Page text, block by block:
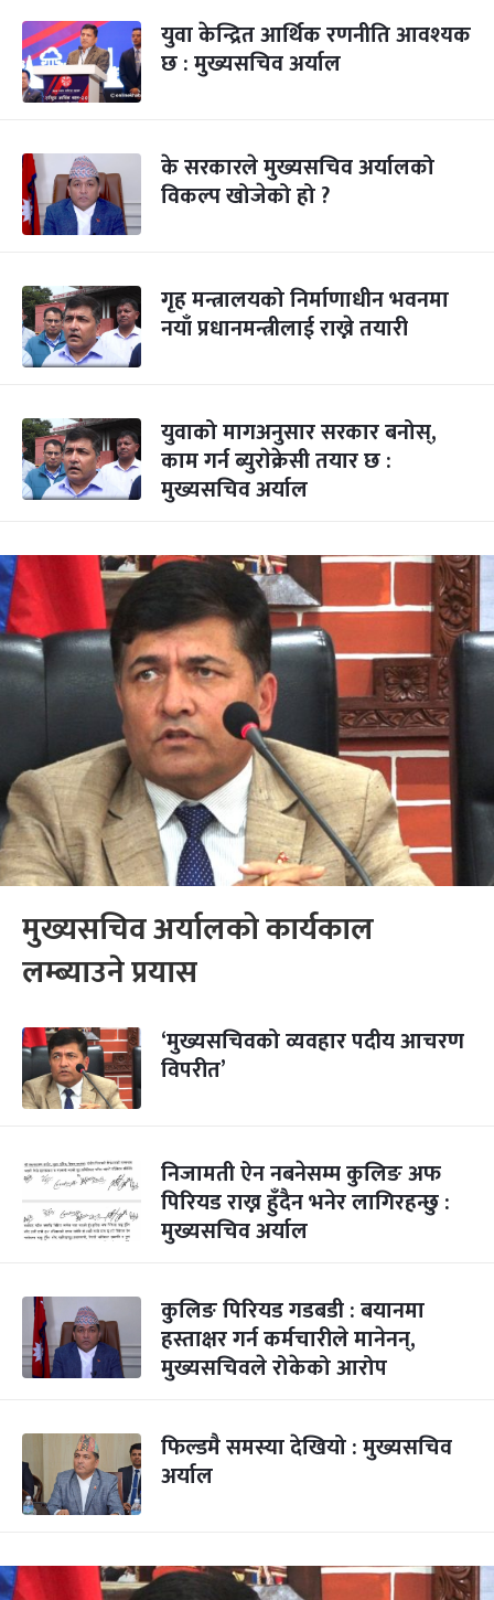
युवा केन्द्रित आर्थिक रणनीति आवश्यक
छ : मुख्यसचिव अर्याल
के सरकारले मुख्यसचिव अर्यालको
विकल्प खोजेको हो ?
गृह मन्त्रालयको निर्माणाधीन भवनमा
नयाँ प्रधानमन्त्रीलाई राख्ने तयारी
युवाको मागअनुसार सरकार बनोस्,
काम गर्न ब्युराेक्रेसी तयार छ :
मुख्यसचिव अर्याल
मुख्यसचिव अर्यालको कार्यकाल
लम्ब्याउने प्रयास
‘मुख्यसचिवको व्यवहार पदीय आचरण
विपरीत’
निजामती ऐन नबनेसम्म कुलिङ अफ
पिरियड राख्न हुँदैन भनेर लागिरहन्छु :
मुख्यसचिव अर्याल
कुलिङ पिरियड गडबडी : बयानमा
हस्ताक्षर गर्न कर्मचारीले मानेनन्,
मुख्यसचिवले रोकेको आरोप
फिल्डमै समस्या देखियो : मुख्यसचिव
अर्याल